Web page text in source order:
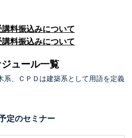
料振込みについて
料振込みについて
ュール一覧
、ＣＰＤは建築系として用語を定義
定のセミナー